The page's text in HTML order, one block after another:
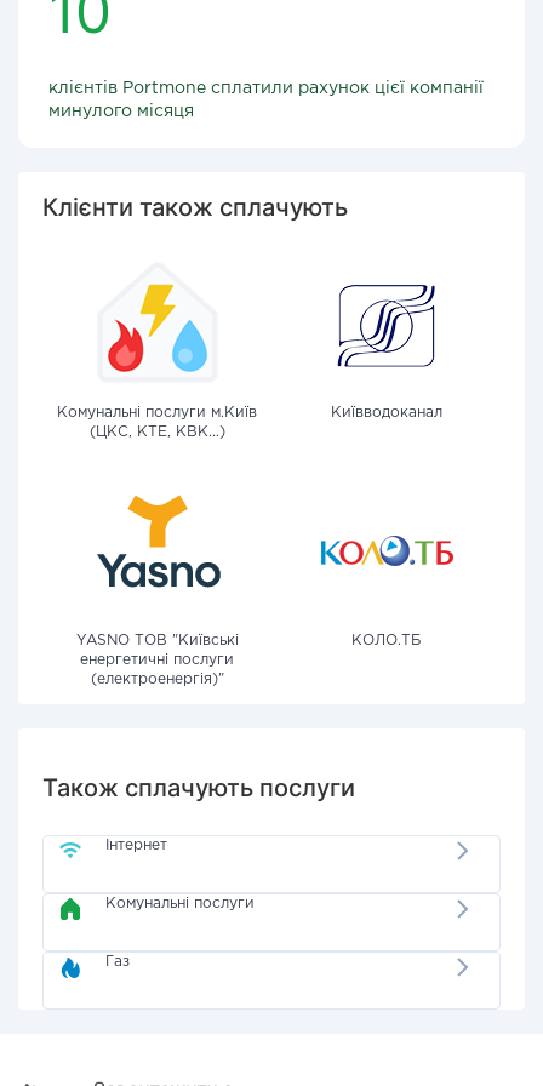
клієнтів Portmone сплатили рахунок цієї компанії
минулого місяця
Клієнти також сплачують
Комунальні послуги м.Київ
(ЦКС, КТЕ, КВК...)
Київводоканал
YASNO ТОВ "Київські
енергетичні послуги
(електроенергія)"
КОЛО.ТБ
Також сплачують послуги
Інтернет
Комунальні послуги
Газ